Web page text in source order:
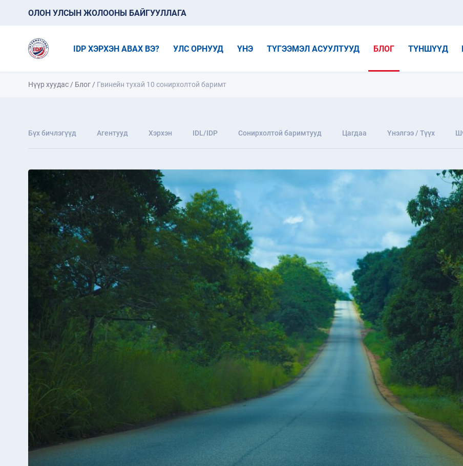
ОЛОН УЛСЫН ЖОЛООНЫ БАЙГУУЛЛАГА
IDP ХЭРХЭН АВАХ ВЭ? УЛС ОРНУУД ҮНЭ ТҮГЭЭМЭЛ АСУУЛТУУД БЛОГ ТҮНШҮҮД
Нүүр хуудас / Блог / Гвинейн тухай 10 сонирхолтой баримт
Бүх бичлэгүүд Агентууд Хэрхэн IDL/IDP Сонирхолтой баримтууд Цагдаа Үнэлгээ / Түүх